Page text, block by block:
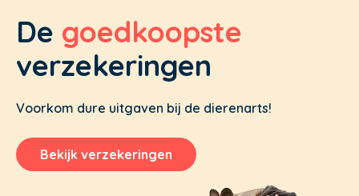
De goedkoopste
verzekeringen
Voorkom dure uitgaven bij de dierenarts!
Bekijk verzekeringen